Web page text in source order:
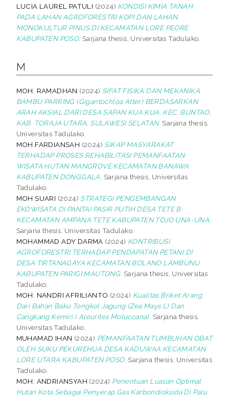
LUCIA LAUREL PATULI (2024) KONDISI KIMIA TANAH
PADA LAHAN AGROFORESTRI KOPI DAN LAHAN
MONOKULTUR PINUS DI KECAMATAN LORE PEORE
KABUPATEN POSO. Sarjana thesis, Universitas Tadulako.
M
MOH. RAMADHAN (2024) SIFAT FISIKA DAN MEKANIKA
BAMBU PARRING (Gigantochloa Atter) BERDASARKAN
ARAH AKSIAL DARI DESA SAPAN KUA KUA, KEC. BUNTAO,
KAB. TORAJA UTARA, SULAWESI SELATAN. Sarjana thesis,
Universitas Tadulako.
MOH.FARDIANSAH (2024) SIKAP MASYARAKAT
TERHADAP PROSES REHABILITASI PEMANFAATAN
WISATA HUTAN MANGROVE KECAMATAN BANAWA
KABUPATEN DONGGALA. Sarjana thesis, Universitas
Tadulako.
MOH SUARI (2024) STRATEGI PENGEMBANGAN
EKOWISATA DI PANTAI PASIR PUTIH DESA TETE B
KECAMATAN AMPANA TETE KABUPATEN TOJO UNA-UNA.
Sarjana thesis, Universitas Tadulako.
MOHAMMAD ADY DARMA (2024) KONTRIBUSI
AGROFORESTRI TERHADAP PENDAPATAN PETANI DI
DESA TIRTANAGAYA KECAMATAN BOLANO LAMBUNU
KABUPATEN PARIGI MAUTONG. Sarjana thesis, Universitas
Tadulako.
MOH. NANDRI AFRILIANTO (2024) Kualitas Briket Arang
Dari Bahan Baku Tongkol Jagung (Zea Mays L) Dan
Cangkang Kemiri ( Aleurites Moluccana). Sarjana thesis,
Universitas Tadulako.
MUHAMAD IHAN (2024) PEMANFAATAN TUMBUHAN OBAT
OLEH SUKU PEKUREHUA DESA KADUWAA KECAMATAN
LORE UTARA KABUPATEN POSO. Sarjana thesis, Universitas
Tadulako.
MOH. ANDRIANSYAH (2024) Penentuan Luasan Optimal
Hutan Kota Sebagai Penyerap Gas Karbondioksida Di Palu